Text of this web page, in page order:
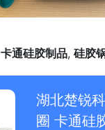
卡通硅胶制品, 硅胶
湖北楚锐
圈 卡通硅